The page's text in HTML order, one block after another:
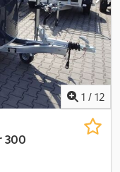
hliníkové křídlové
vnitřní osvětlení,
s uvedeným
tradicí Prodej –
doby pondělí až
Autorská práva –
1 / 12
300